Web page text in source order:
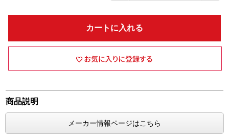
カートに入れる
商品説明
メーカー情報ページはこちら